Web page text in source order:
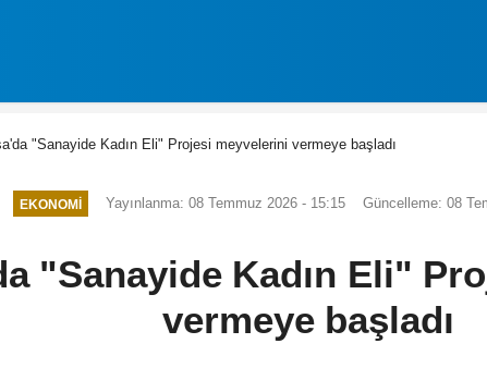
"Sanayide Kadın Eli" Projesi meyvelerini vermeye başladı
EKONOMI Yayınlanma: 08 Temmuz 2026 - 15:15 Güncelleme: 08
"Sanayide Kadın Eli"
vermeye başladı